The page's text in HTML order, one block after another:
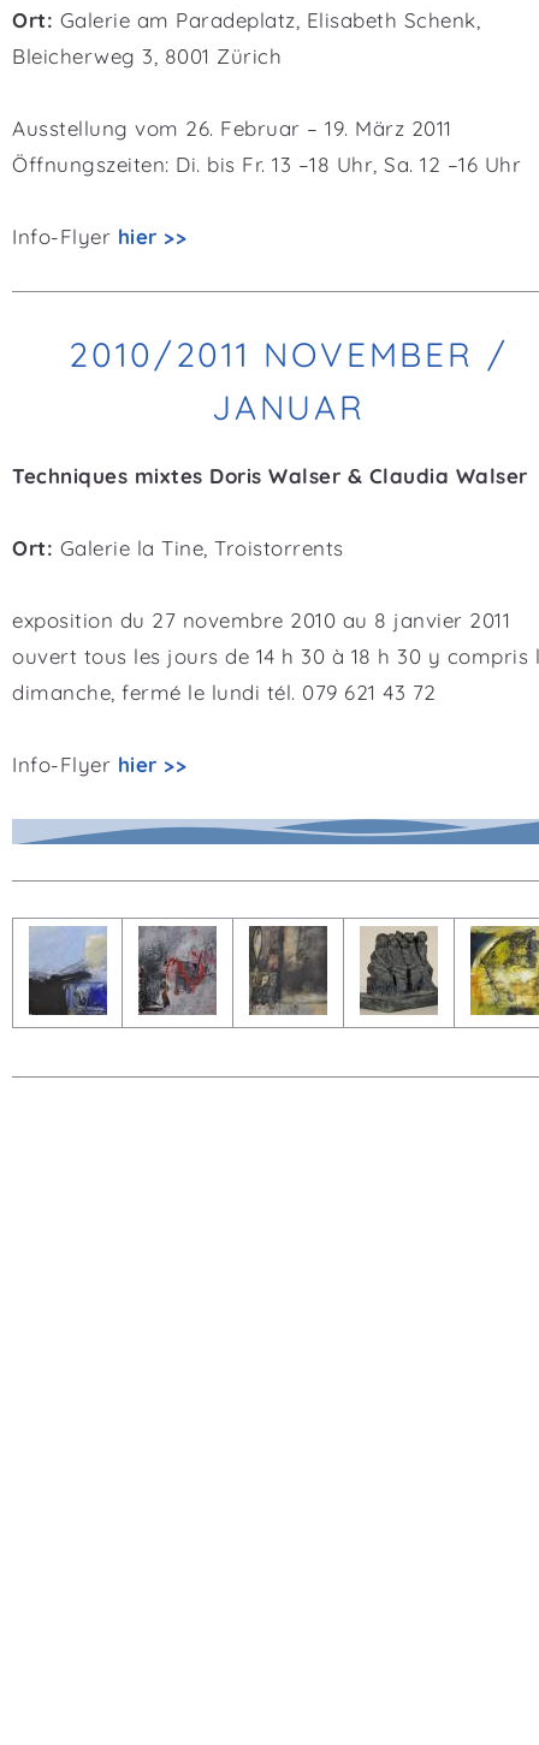
Ort: Galerie am Paradeplatz, Elisabeth Schenk,
Bleicherweg 3, 8001 Zürich
Ausstellung vom 26. Februar – 19. März 2011
Öffnungszeiten: Di. bis Fr. 13 –18 Uhr, Sa. 12 –16 Uhr
Info-Flyer hier >>
2010/2011 NOVEMBER /
JANUAR
Techniques mixtes Doris Walser & Claudia Walser
Ort: Galerie la Tine, Troistorrents
exposition du 27 novembre 2010 au 8 janvier 2011
ouvert tous les jours de 14 h 30 à 18 h 30 y compris
dimanche, fermé le lundi tél. 079 621 43 72
Info-Flyer hier >>